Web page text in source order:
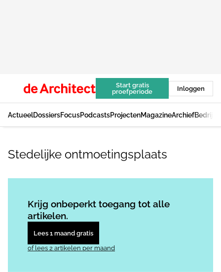
Start gratis
proefperiode
Inloggen
ActueelDossiersFocusPodcastsProjectenMagazineArchief
Stedelijke ontmoetingsplaats
Krijg onbeperkt toegang tot alle
artikelen.
Lees 1 maand gratis
of lees 2 artikelen per maand